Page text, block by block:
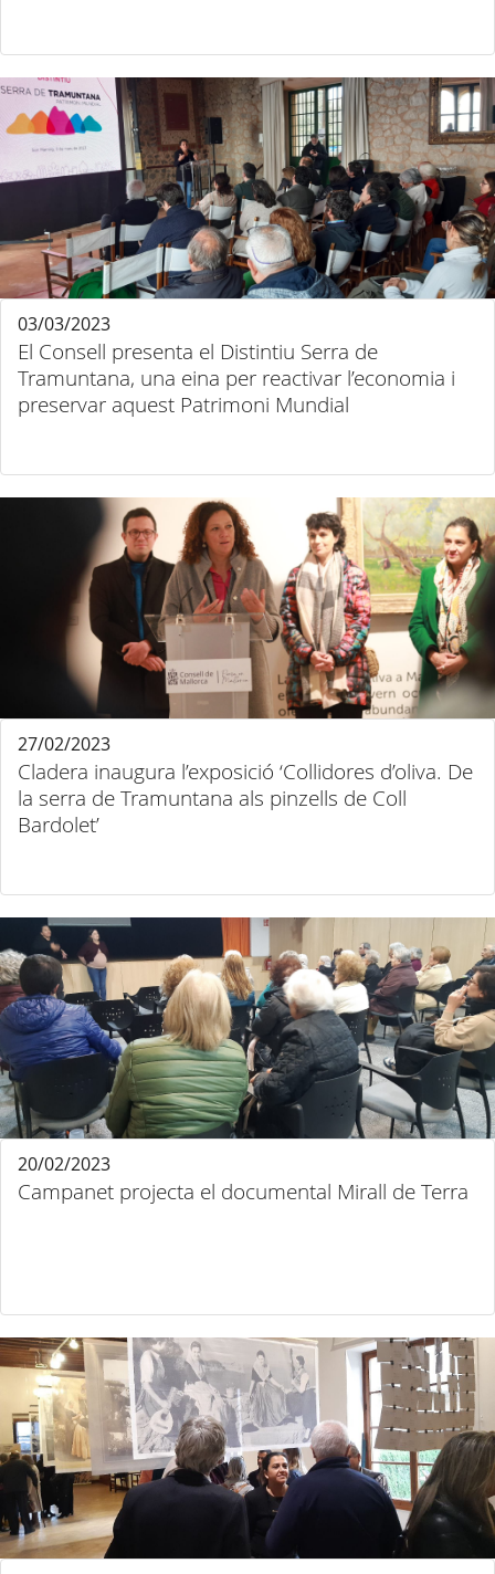
El Consell presenta el Distintiu Serra de
Tramuntana, una eina per reactivar l’economia i
preservar aquest Patrimoni Mundial
03/03/2023
Cladera inaugura l’exposició ‘Collidores d’oliva. De
la serra de Tramuntana als pinzells de Coll
Bardolet’
27/02/2023
Campanet projecta el documental Mirall de Terra
20/02/2023